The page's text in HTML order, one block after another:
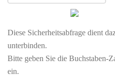
Diese Sicherheitsabfrage dient
unterbinden.
Bitte geben Sie die Buchstaben-
ein.